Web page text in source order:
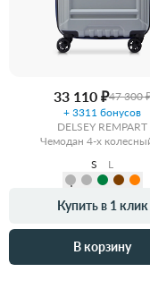
33 110 ₽47 300
+ 3311 бонусов
DELSEY REMPART
Чемодан 4-х
S
L
Купить в 1 клик
В корзину